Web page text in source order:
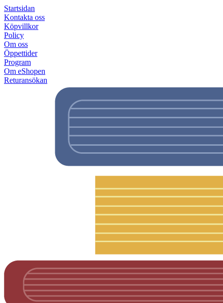
Startsidan
Kontakta oss
Köpvillkor
Policy
Om oss
Öppettider
Program
Om eShopen
Returansökan